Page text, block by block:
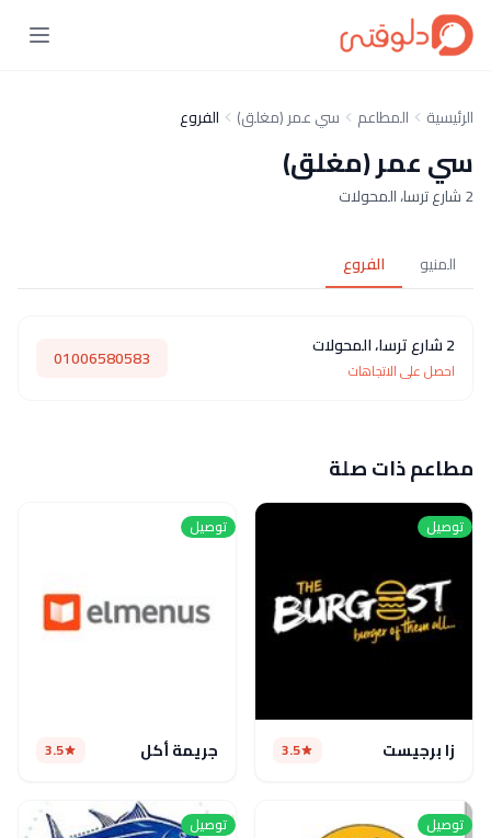
الرئيسية المطاعم سي عمر (مغلق) الفروع
سي عمر (مغلق)
2 شارع ترسا، المحولات
المنيو الفروع
2 شارع ترسا، المحولات
احصل على الاتجاهات 01006580583
مطاعم ذات صلة
توصيل
زا برجيست 3.5
توصيل
جريمة أكل 3.5
توصيل توصيل